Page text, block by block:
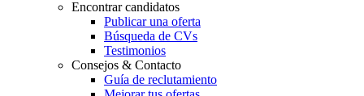
Encontrar candidatos
Publicar una oferta
Búsqueda de CVs
Testimonios
Consejos & Contacto
Guía de reclutamiento